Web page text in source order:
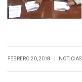
FEBRERO 20, 2018 NOTICIAS